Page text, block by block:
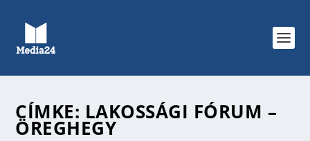
CÍMKE: LAKOSSÁGI FÓRUM –
ÖREGHEGY